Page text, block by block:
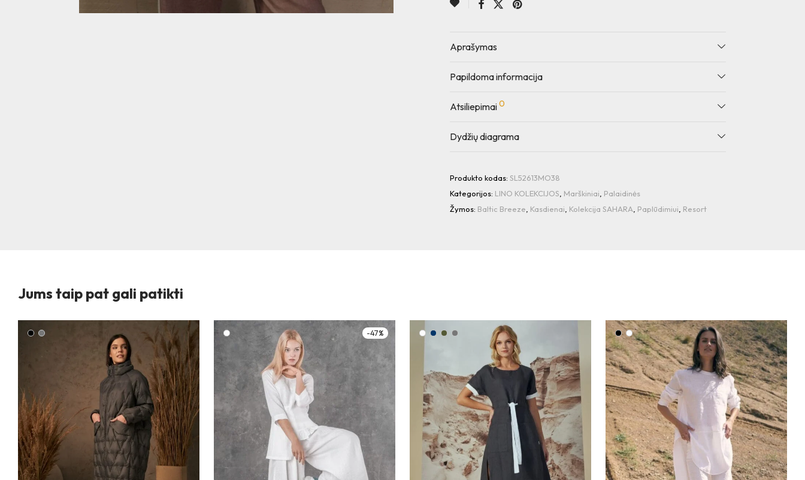
Aprašymas
Papildoma informacija
Atsiliepimai0
Dydžių diagrama
Produkto kodas: SL52613MO38
Kategorijos: LINO KOLEKCIJOS Marškiniai Palaidinės
Žymos: Baltic Breeze Kasdienai Kolekcija SAHARA Paplūdimiui Resort
Jums taip pat gali patikti
-47%